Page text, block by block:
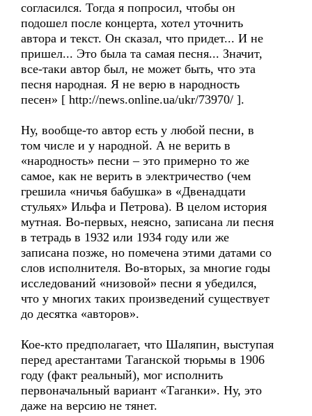
согласился. Тогда я попросил, чтобы он
подошел после концерта, хотел уточнить
автора и текст. Он сказал, что придет... И не
пришел... Это была та самая песня... Значит,
все-таки автор был, не может быть, что эта
песня народная. Я не верю в народность
песен» [ http://news.online.ua/ukr/73970/ ].
Ну, вообще-то автор есть у любой песни, в
том числе и у народной. А не верить в
«народность» песни – это примерно то же
самое, как не верить в электричество (чем
грешила «ничья бабушка» в «Двенадцати
стульях» Ильфа и Петрова). В целом история
мутная. Во-первых, неясно, записана ли песня
в тетрадь в 1932 или 1934 году или же
записана позже, но помечена этими датами со
слов исполнителя. Во-вторых, за многие годы
исследований «низовой» песни я убедился,
что у многих таких произведений существует
до десятка «авторов».
Кое-кто предполагает, что Шаляпин, выступая
перед арестантами Таганской тюрьмы в 1906
году (факт реальный), мог исполнить
первоначальный вариант «Таганки». Ну, это
даже на версию не тянет.